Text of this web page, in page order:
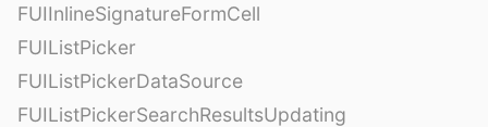
FUIInlineSignatureFormCell
FUIListPicker
FUIListPickerDataSource
FUIListPickerSearchResultsUpdating